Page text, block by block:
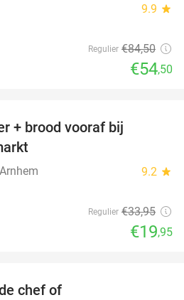
9.9 star
Regulier €84,50
€54,50
+ brood vooraf bij
9.2 star
Regulier €33,95
€19,95
chef of